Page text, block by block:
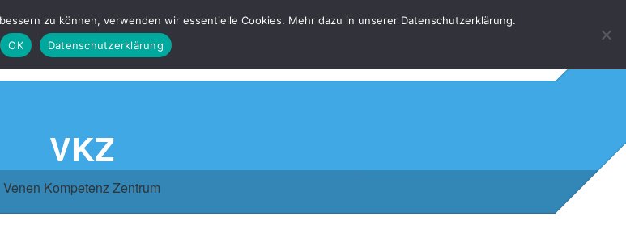
VKZ
Venen Kompetenz Zentrum
zu können, verwenden wir essentielle Cookies. Mehr dazu in unserer Datenschutzerklärung.
OK
Datenschutzerklärung